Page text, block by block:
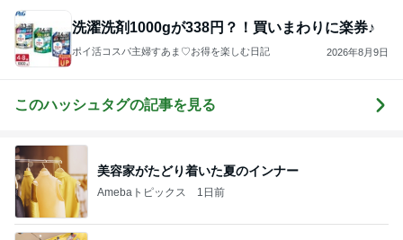
洗濯洗剤1000gが338円？！買いまわりに楽券♪
ポイ活コスパ主婦すあま♡お得を楽しむ日記 2026年8月9日
このハッシュタグの記事を見る
美容家がたどり着いた夏のインナー
Amebaトピックス 1日前